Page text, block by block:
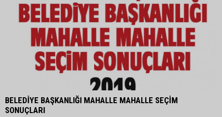
BELEDİYE BAŞKANLIĞI MAHALLE MAHALLE SEÇİM
SONUÇLARI